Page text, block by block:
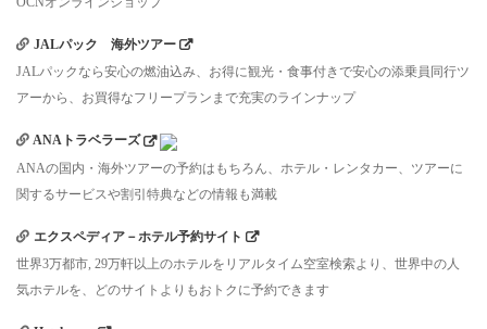
JALパック 海外ツアー
JALパックなら安心の燃油込み、お得に観光・食事付きで安心の添乗員同行ツ
アーから、お買得なフリープランまで充実のラインナップ
ANAトラベラーズ
ANAの国内・海外ツアーの予約はもちろん、ホテル・レンタカー、ツアーに
関するサービスや割引特典などの情報も満載
エクスペディア－ホテル予約サイト
世界3万都市, 29万軒以上のホテルをリアルタイム空室検索より、世界中の人
気ホテルを、どのサイトよりもおトクに予約できます